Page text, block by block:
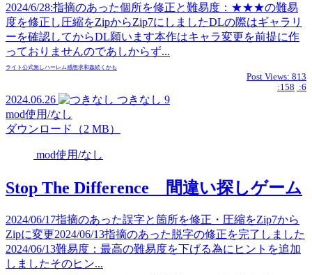
2024/6/28:指摘のあった個所を修正と難易度：★★★の難易
度を修正し圧縮をZipからZip7にしましたDLの際はギャラリ
ーを確認してからDL願います本作はキャラ変更を前提に作
っておりませんのであしからず...
ライト 公式無しハーレム感想求和姦続くかも
Post Views: 813
:158 :6
2024.06.26 つきなし 9
mod使用/なし
ダウンロード（2 MB）
mod使用/なし
Stop The Difference 間違い探しゲーム
2024/06/17指摘のあった誤字と箇所を修正・圧縮をZip7から
Zipに変更2024/06/13指摘のあった脱字の修正を完了しました
2024/06/13難易度：最高の難易度を下げる為にヒントを追加
しましたそのヒン...